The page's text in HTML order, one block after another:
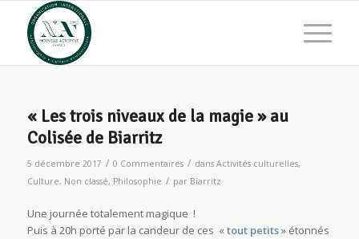
« Les trois niveaux de la magie » au
Colisée de Biarritz
5 décembre 2017 / 0 Commentaires / dans Activités culturelles,
Culture, Non classé, Philosophie / par Biarritz
Une journée totalement magique !
Puis à 20h porté par la candeur de ces «tout petits» étonnés